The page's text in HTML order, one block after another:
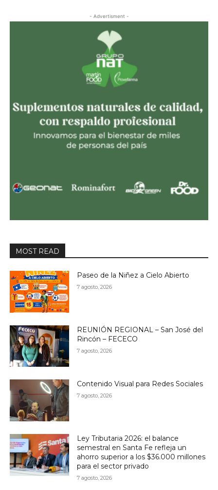
- Advertisment -
MOST READ
Paseo de la Niñez a Cielo Abierto
7 agosto, 2026
REUNIÓN REGIONAL – San José del
Rincón – FECECO
7 agosto, 2026
Contenido Visual para Redes Sociales
7 agosto, 2026
Ley Tributaria 2026: el balance
semestral en Santa Fe refleja un
ahorro superior a los $36.000 millones
para el sector privado
7 agosto, 2026